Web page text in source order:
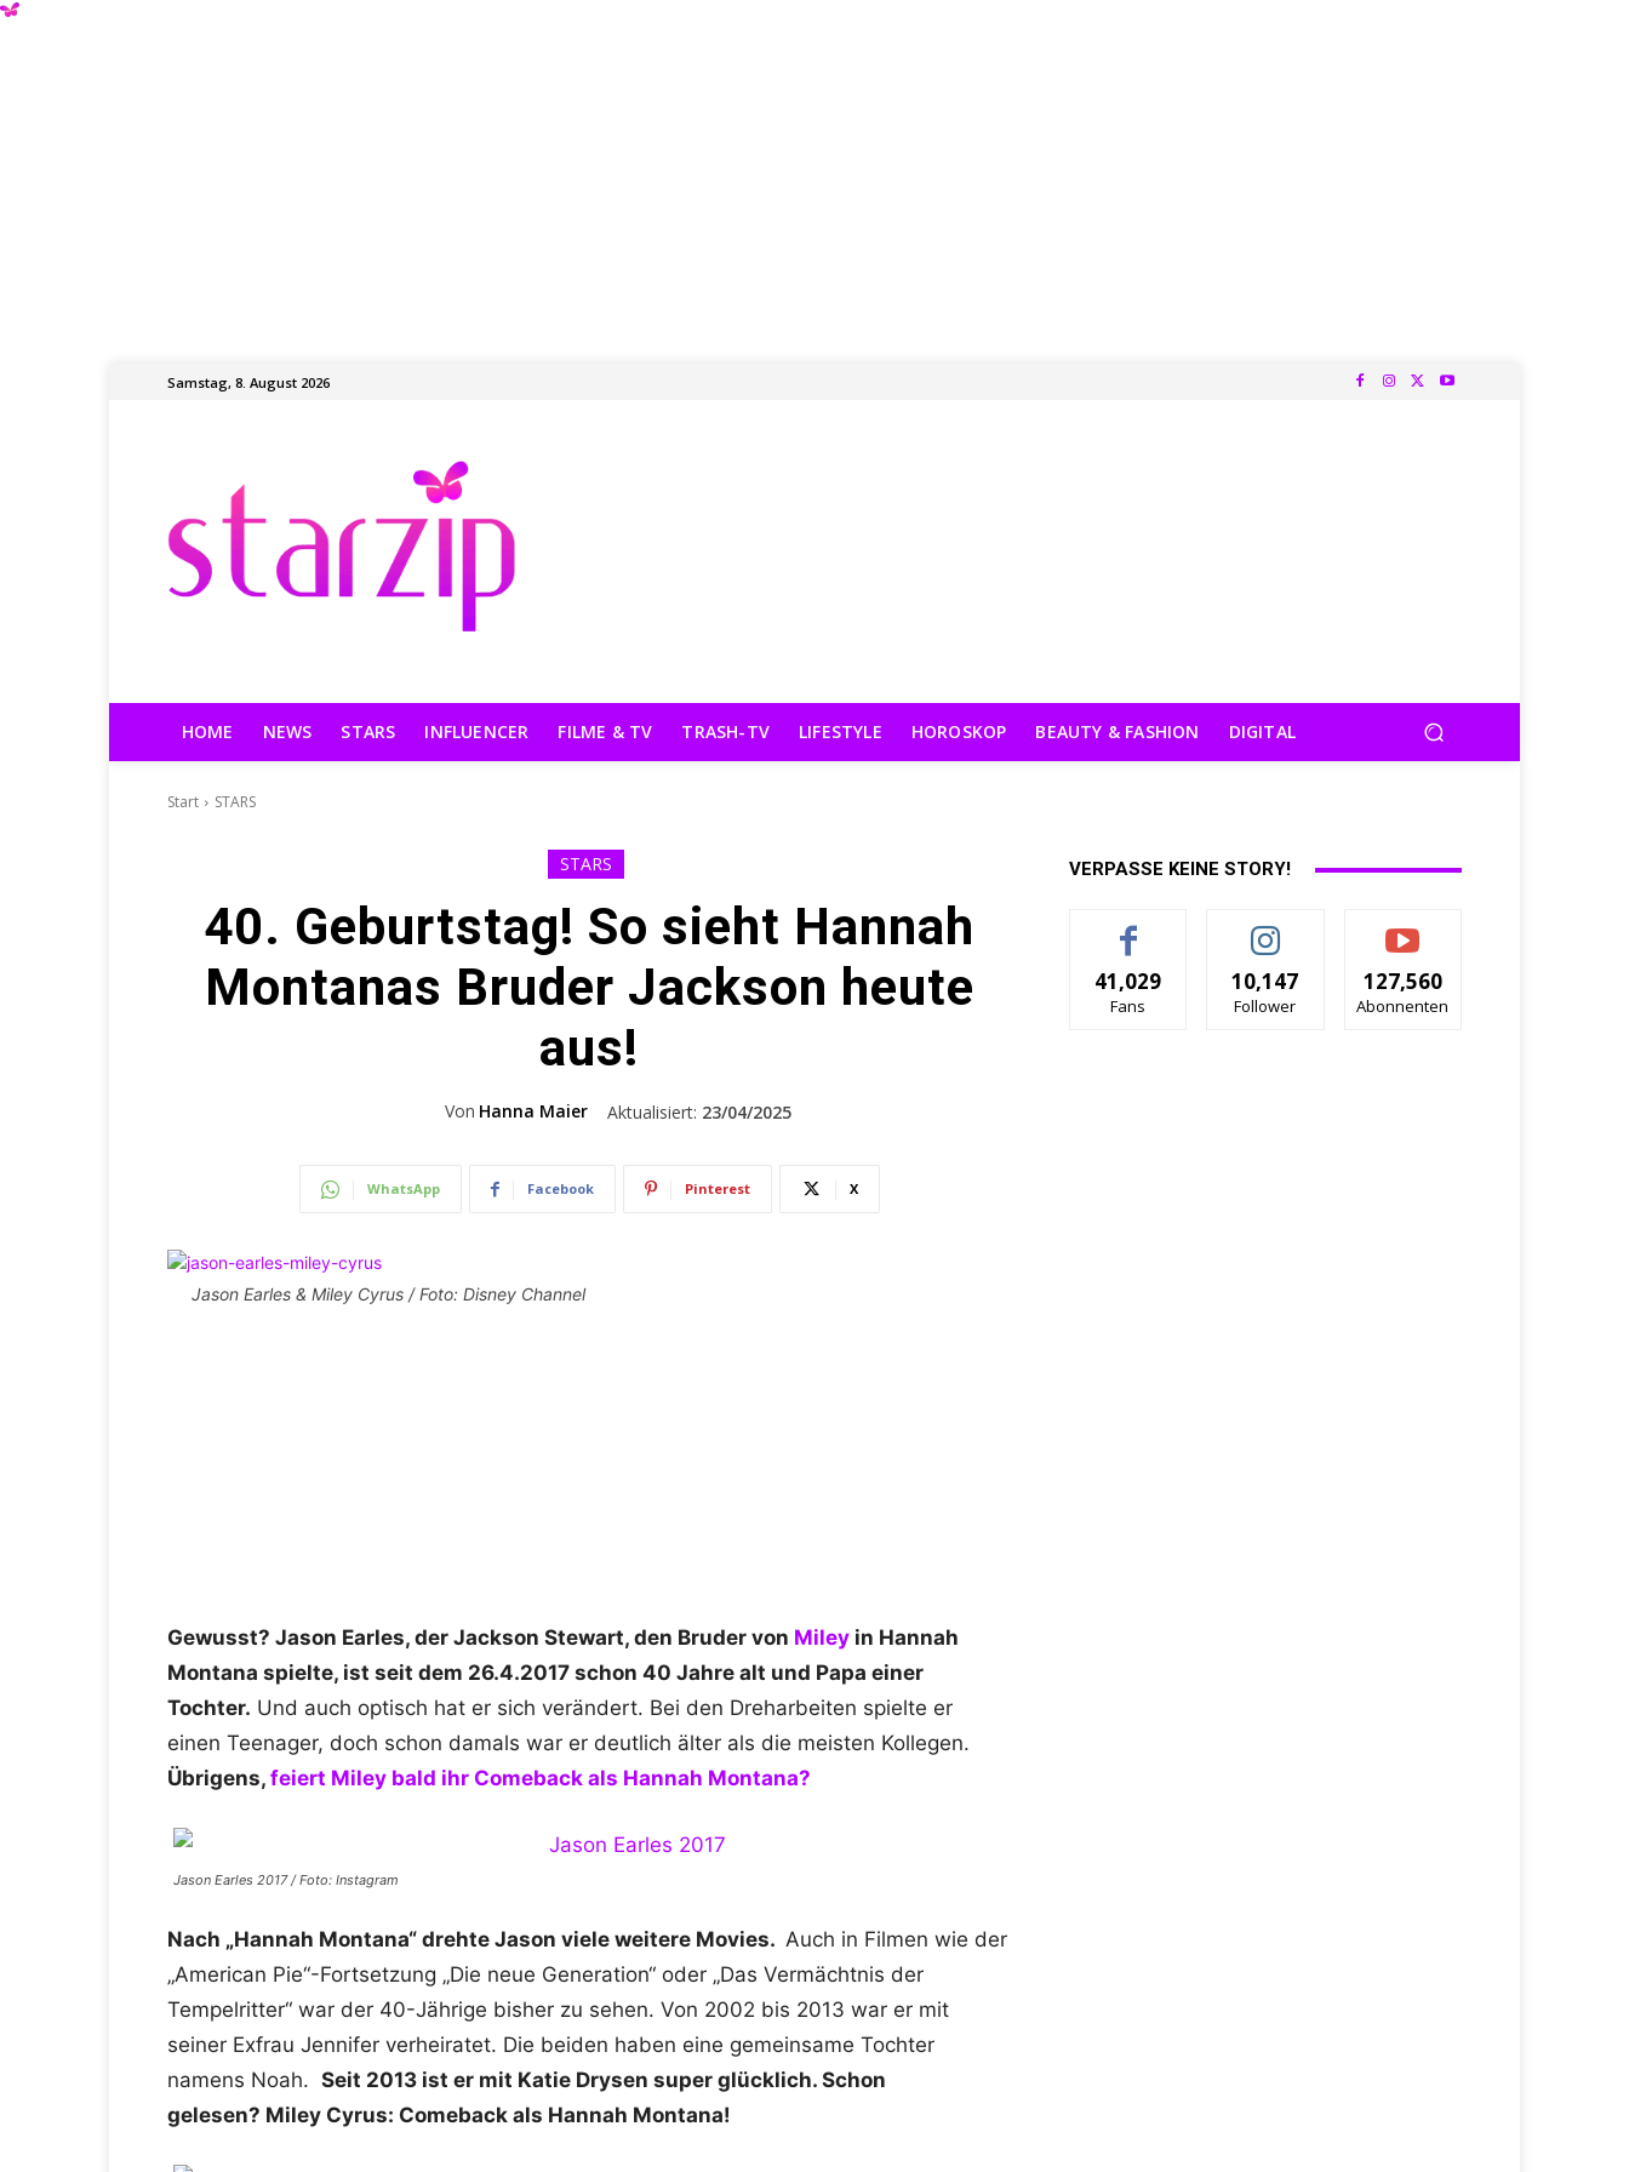
Samstag, 8. August 2026
HOME NEWS STARS INFLUENCER FILME & TV TRASH-TV LIFESTYLE HOROSKOP BEAUTY & FASHION DIGITAL
Start STARS
STARS
40. Geburtstag! So sieht Hannah
Montanas Bruder Jackson heute
aus!
Von Hanna Maier Aktualisiert: 23/04/2025
WhatsApp Facebook Pinterest X
Jason Earles & Miley Cyrus / Foto: Disney Channel
Gewusst? Jason Earles, der Jackson Stewart, den Bruder von Miley in Hannah
Montana spielte, ist seit dem 26.4.2017 schon 40 Jahre alt und Papa einer
Tochter. Und auch optisch hat er sich verändert. Bei den Dreharbeiten spielte er
einen Teenager, doch schon damals war er deutlich älter als die meisten Kollegen.
Übrigens, feiert Miley bald ihr Comeback als Hannah Montana?
Jason Earles 2017 / Foto: Instagram
Nach „Hannah Montana“ drehte Jason viele weitere Movies. Auch in Filmen wie der
„American Pie“-Fortsetzung „Die neue Generation“ oder „Das Vermächtnis der
Tempelritter“ war der 40-Jährige bisher zu sehen. Von 2002 bis 2013 war er mit
seiner Exfrau Jennifer verheiratet. Die beiden haben eine gemeinsame Tochter
namens Noah. Seit 2013 ist er mit Katie Drysen super glücklich. Schon
gelesen? Miley Cyrus: Comeback als Hannah Montana!
VERPASSE KEINE STORY!
41,029
Fans
10,147
Follower
127,560
Abonnenten